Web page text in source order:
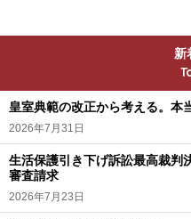
新
皇室典範の改正から考える。本
2026年7月31日
生活保護引き下げ訴訟最高裁判
審査請求
2026年7月23日